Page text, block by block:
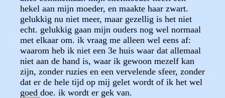
hekel aan mijn moeder, en maakte haar zwart.
gelukkig nu niet meer, maar gezellig is het niet
echt. gelukkig gaan mijn ouders nog wel normaal
met elkaar om. ik vraag me alleen wel eens af:
waarom heb ik niet een 3e huis waar dat allemaal
niet aan de hand is, waar ik gewoon mezelf kan
zijn, zonder ruzies en een vervelende sfeer, zonder
dat er de hele tijd op mij gelet wordt of ik het wel
goed doe. ik wordt er gek van.